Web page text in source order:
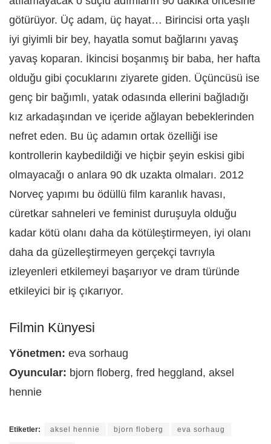
götürüyor. Üç adam, üç hayat… Birincisi orta yaşlı
iyi giyimli bir bey, hayatla somut bağlarını yavaş
yavaş koparan. İkincisi boşanmış bir baba, her hafta
olduğu gibi çocuklarını ziyarete giden. Üçüncüsü ise
genç bir bağımlı, yatak odasında ellerini bağladığı
kız arkadaşından ve içeride ağlayan bebeklerinden
nefret eden. Bu üç adamın ortak özelliği ise
kontrollerin kaybedildiği ve hiçbir şeyin eskisi gibi
olmayacağı o anlara 90 dk uzakta olmaları. 2012
Norveç yapımı bu ödüllü film karanlık havası,
cüretkar sahneleri ve feminist duruşuyla olduğu
kadar kötü olanı daha da kötüleştirmeyen, iyi olanı
daha da güzelleştirmeyen gerçekçi tavrıyla
izleyenleri etkilemeyi başarıyor ve dram türünde
etkileyici bir iş çıkarıyor.
Filmin Künyesi
Yönetmen: eva sorhaug
Oyuncular: bjorn floberg, fred heggland, aksel
hennie
Etiketler: aksel hennie bjorn floberg eva sorhaug